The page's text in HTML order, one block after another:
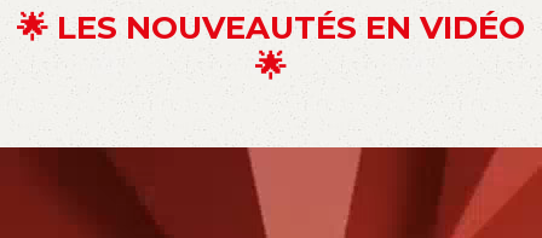
🌟 LES NOUVEAUTÉS EN VIDÉO
🌟